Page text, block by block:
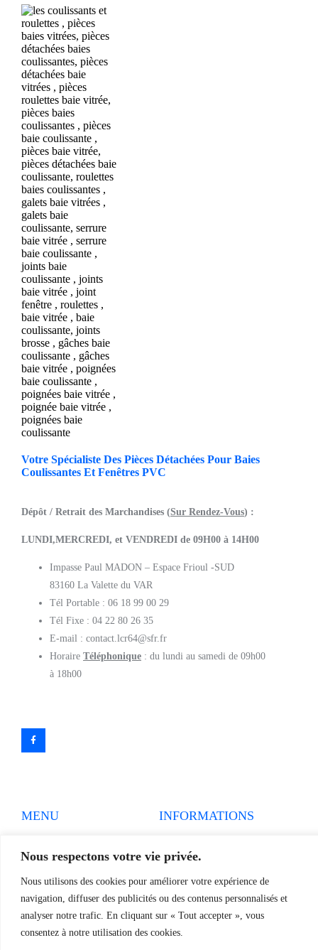
Nous respectons votre vie privée.
Nous utilisons des cookies pour améliorer votre expérience de
navigation, diffuser des publicités ou des contenus personnalisés et
analyser notre trafic. En cliquant sur « Tout accepter », vous
consentez à notre utilisation des cookies.
Votre Spécialiste Des Pièces Détachées Pour Baies
Coulissantes Et Fenêtres PVC
Dépôt / Retrait des Marchandises (Sur Rendez-Vous) :
LUNDI,MERCREDI, et VENDREDI de 09H00 à 14H00
Impasse Paul MADON – Espace Frioul -SUD
83160 La Valette du VAR
Tél Portable : 06 18 99 00 29
Tél Fixe : 04 22 80 26 35
E-mail : contact.lcr64@sfr.fr
Horaire Téléphonique : du lundi au samedi de 09h00
à 18h00
MENU
Produits
Pièces détachées
Devis
Contact
INFORMATIONS
Politiques de confidentialité
Conditions générales de
Règlement et Expédition